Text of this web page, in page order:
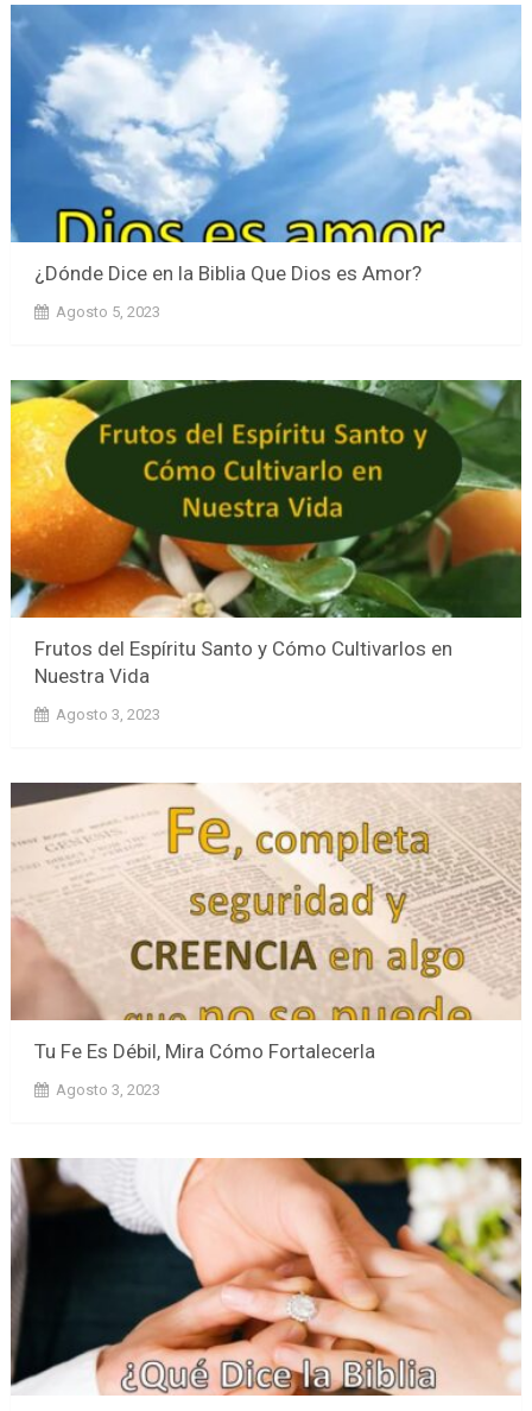
¿Dónde Dice en la Biblia Que Dios es Amor?
Agosto 5, 2023
Frutos del Espíritu Santo y Cómo Cultivarlos en
Nuestra Vida
Agosto 3, 2023
Tu Fe Es Débil, Mira Cómo Fortalecerla
Agosto 3, 2023